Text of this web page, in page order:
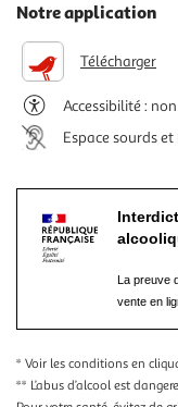
Notre application
Télécharger
Accessibilité :
Espace sourds
La preuve
vente en
* Voir les conditions en
** L’abus d’alcool est